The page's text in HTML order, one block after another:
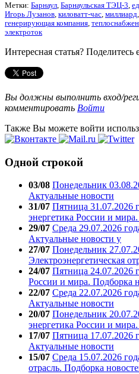
Метки: Барнаул, Барнаульская ТЭЦ-3,
Игорь Лузанов, киловатт-час, миллиард,
генерирующая компания,
электроток
Интересная статья? Поделитесь
Вы должны выполнить вход/
комментировать Войти
Также Вы можете войти
Одной строкой
03/08 Понедельник
Актуальные новости
31/07 Пятница 31.07.2026
энергетика России и
29/07 Среда 29.07.2026
Актуальные новости у
27/07 Понедельник
Электроэнергетическая
24/07 Пятница 24.07.2026
России и мира. Подборка
22/07 Среда 22.07.2026
Актуальные новости
20/07 Понедельник
энергетика России и
17/07 Пятница 17.07.2026
Актуальные новости
15/07 Среда 15.07.2026
отрасль. Подборка